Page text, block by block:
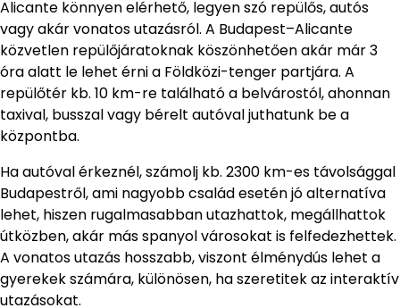
Alicante könnyen elérhető, legyen szó repülős, autós
vagy akár vonatos utazásról. A Budapest–Alicante
közvetlen repülőjáratoknak köszönhetően akár már 3
óra alatt le lehet érni a Földközi-tenger partjára. A
repülőtér kb. 10 km-re található a belvárostól, ahonnan
taxival, busszal vagy bérelt autóval juthatunk be a
központba.
Ha autóval érkeznél, számolj kb. 2300 km-es távolsággal
Budapestről, ami nagyobb család esetén jó alternatíva
lehet, hiszen rugalmasabban utazhattok, megállhattok
útközben, akár más spanyol városokat is felfedezhettek.
A vonatos utazás hosszabb, viszont élménydús lehet a
gyerekek számára, különösen, ha szeretitek az interaktív
utazásokat.